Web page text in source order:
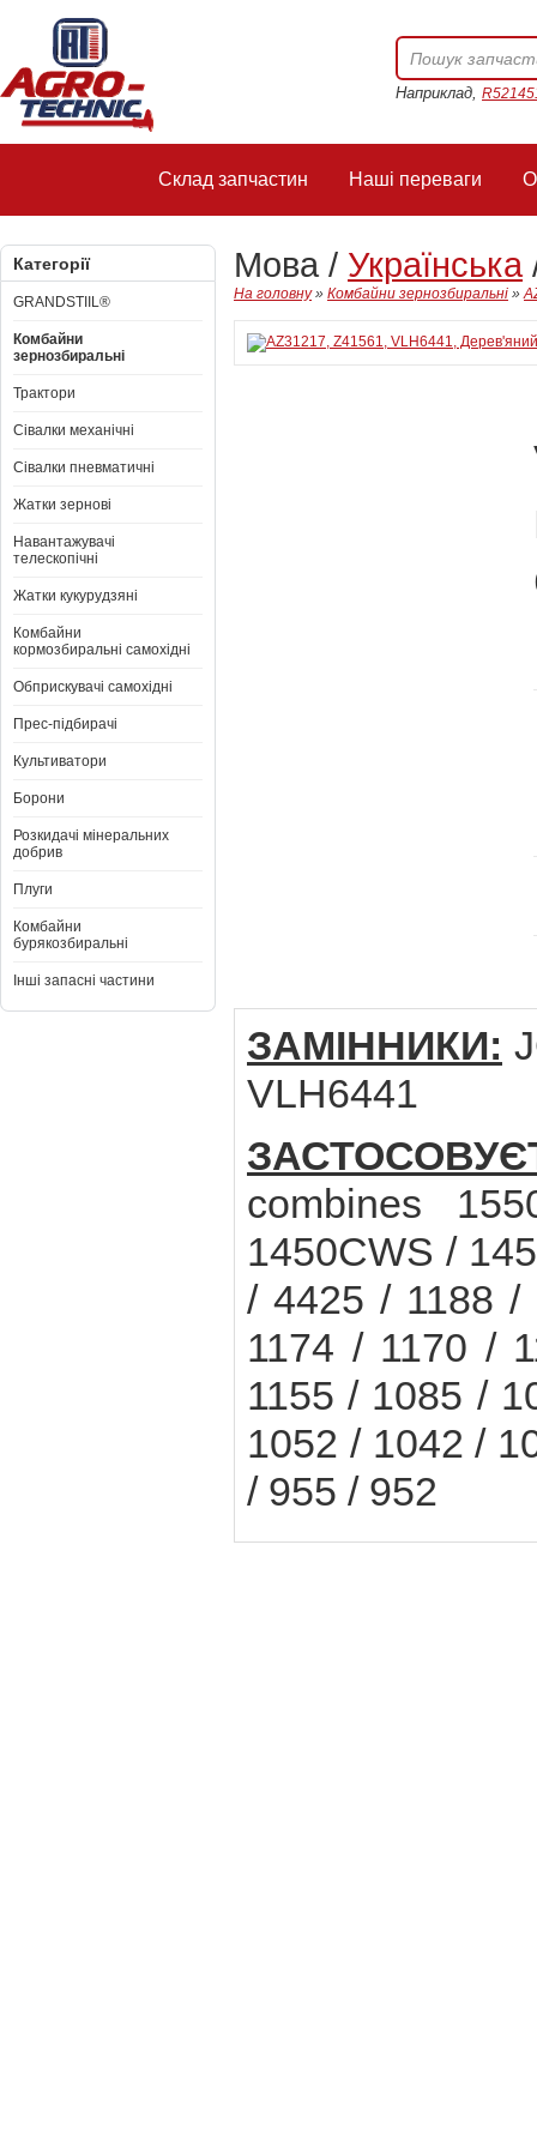
Наприклад,
Склад запчастин Наші переваги
Категорії
GRANDSTIIL®
Комбайни
зернозбиральні
Трактори
Сівалки механічні
Сівалки пневматичні
Жатки зернові
Навантажувачі
телескопічні
Жатки кукурудзяні
Комбайни
кормозбиральні самохідні
Обприскувачі самохідні
Прес-підбирачі
Культиватори
Борони
Розкидачі мінеральних
добрив
Плуги
Комбайни
бурякозбиральні
Інші запасні частини
Мова / Українська
На головну» Комбайни зернозбиральні »
ЗАМІННИКИ:
VLH6441
combines
1450CWS /
/ 4425 / 1188 /
1174 / 1170 /
1155 / 1085 /
1052 / 1042 /
/ 955 / 952